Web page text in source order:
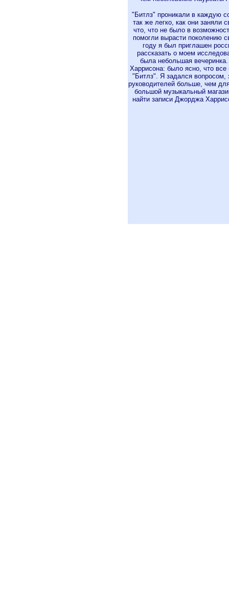
"Битлз" проникали в каждую
так же легко, как они заняли
что, что не было в
помогли вырасти поколению
году я был приглашен
рассказать о моем
была небольшая
Харрисона: было ясно, что
"Битлз". Я задался вопросом,
руководителей больше, чем
большой музыкальный
найти записи Джорджа